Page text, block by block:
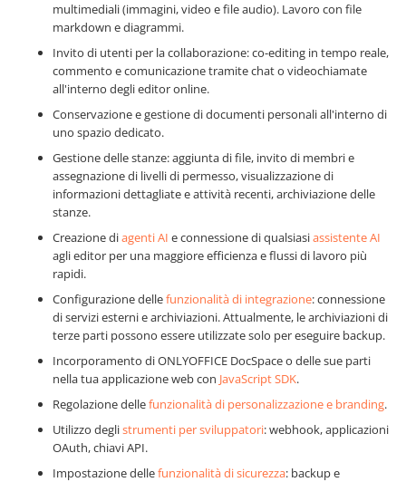
multimediali (immagini, video e file audio). Lavoro con file
markdown e diagrammi.
Invito di utenti per la collaborazione: co-editing in tempo reale,
commento e comunicazione tramite chat o videochiamate
all'interno degli editor online.
Conservazione e gestione di documenti personali all'interno di
uno spazio dedicato.
Gestione delle stanze: aggiunta di file, invito di membri e
assegnazione di livelli di permesso, visualizzazione di
informazioni dettagliate e attività recenti, archiviazione delle
stanze.
Creazione diagenti AI e connessione di qualsiasiassistente AI
agli editor per una maggiore efficienza e flussi di lavoro più
rapidi.
Configurazione dellefunzionalità di integrazione: connessione
di servizi esterni e archiviazioni. Attualmente, le archiviazioni di
terze parti possono essere utilizzate solo per eseguire backup.
Incorporamento di ONLYOFFICE DocSpace o delle sue parti
nella tua applicazione web con JavaScript SDK.
Regolazione dellefunzionalità di personalizzazione e branding.
Utilizzo deglistrumenti per sviluppatori: webhook, applicazioni
OAuth, chiavi API.
Impostazione dellefunzionalità di sicurezza: backup e